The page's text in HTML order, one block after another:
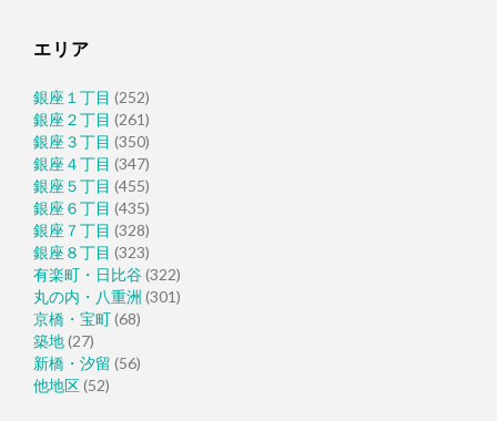
エリア
銀座１丁目 (252)
銀座２丁目 (261)
銀座３丁目 (350)
銀座４丁目 (347)
銀座５丁目 (455)
銀座６丁目 (435)
銀座７丁目 (328)
銀座８丁目 (323)
有楽町・日比谷(322)
丸の内・八重洲 (301)
京橋・宝町(68)
築地(27)
新橋・汐留 (56)
他地区(52)